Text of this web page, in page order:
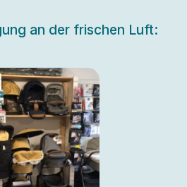
an der frischen Luft: